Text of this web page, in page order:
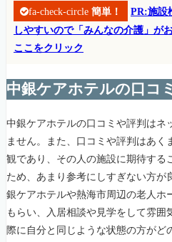
fa-check-circle 簡単！
PR:施設
しやすいので「みんなの介護」が
ここをクリック
中銀ケアホテルの口コ
中銀ケアホテルの口コミや評判はネ
ません。また、口コミや評判はあく
観であり、その人の施設に期待する
ため、あまり参考にしすぎない方が
銀ケアホテルや熱海市周辺の老人ホ
もらい、入居相談や見学をして雰囲
際に自分と同じような状態の方がど